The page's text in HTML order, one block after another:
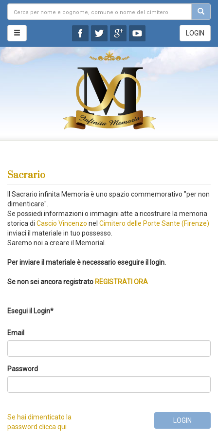
LOGIN
Sacrario
Il Sacrario infinita Memoria è uno spazio commemorativo "per non
dimenticare".
Se possiedi informazioni o immagini atte a ricostruire la memoria
storica di Cascio Vincenzo nel Cimitero delle Porte Sante (Firenze)
inviaci il materiale in tuo possesso.
Saremo noi a creare il Memorial.
Per inviare il materiale è necessario eseguire il login.
Se non sei ancora registrato REGISTRATI ORA
Esegui il Login*
Email
Password
Se hai dimenticato la
password clicca qui
LOGIN